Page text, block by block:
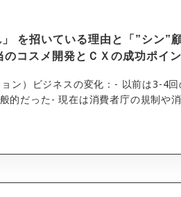
を招いている理由と「”シン”
コスメ開発とＣＸの成功ポイン
ン）ビジネスの変化：- 以前は3-4回
的だった- 現在は消費者庁の規制や